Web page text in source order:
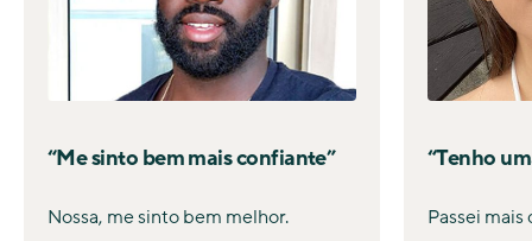
“Me sinto bem mais confiante”
Nossa, me sinto bem melhor.
“Tenho
Passei